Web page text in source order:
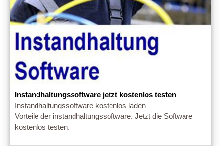
Instandhaltungssoftware jetzt kostenlos testen
Instandhaltungssoftware kostenlos laden
Vorteile der instandhaltungssoftware. Jetzt die Software
kostenlos testen.